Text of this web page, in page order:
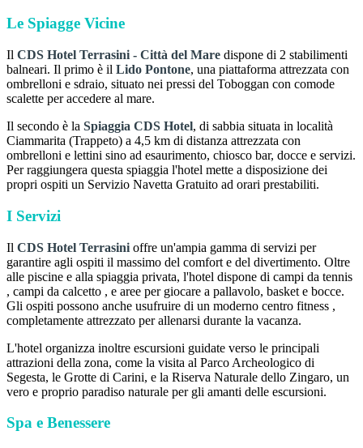
Le Spiagge Vicine
Il CDS Hotel Terrasini - Città del Mare dispone di 2 stabilimenti
balneari. Il primo è il Lido Pontone, una piattaforma attrezzata con
ombrelloni e sdraio, situato nei pressi del Toboggan con comode
scalette per accedere al mare.
Il secondo è la Spiaggia CDS Hotel, di sabbia situata in località
Ciammarita (Trappeto) a 4,5 km di distanza attrezzata con
ombrelloni e lettini sino ad esaurimento, chiosco bar, docce e servizi.
Per raggiungera questa spiaggia l'hotel mette a disposizione dei
propri ospiti un Servizio Navetta Gratuito ad orari prestabiliti.
I Servizi
Il CDS Hotel Terrasini offre un'ampia gamma di servizi per
garantire agli ospiti il ​​massimo del comfort e del divertimento. Oltre
alle piscine e alla spiaggia privata, l'hotel dispone di campi da tennis
, campi da calcetto , e aree per giocare a pallavolo, basket e bocce.
Gli ospiti possono anche usufruire di un moderno centro fitness ,
completamente attrezzato per allenarsi durante la vacanza.
L'hotel organizza inoltre escursioni guidate verso le principali
attrazioni della zona, come la visita al Parco Archeologico di
Segesta, le Grotte di Carini, e la Riserva Naturale dello Zingaro, un
vero e proprio paradiso naturale per gli amanti delle escursioni.
Spa e Benessere